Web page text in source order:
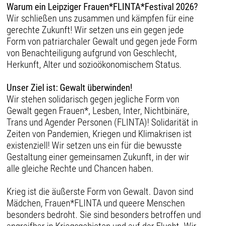
Warum ein Leipziger Frauen*FLINTA*Festival 2026?
Wir schließen uns zusammen und kämpfen für eine
gerechte Zukunft! Wir setzen uns ein gegen jede
Form von patriarchaler Gewalt und gegen jede Form
von Benachteiligung aufgrund von Geschlecht,
Herkunft, Alter und sozioökonomischem Status.
Unser Ziel ist: Gewalt überwinden!
Wir stehen solidarisch gegen jegliche Form von
Gewalt gegen Frauen*, Lesben, Inter, Nichtbinäre,
Trans und Agender Personen (FLINTA)! Solidarität in
Zeiten von Pandemien, Kriegen und Klimakrisen ist
existenziell! Wir setzen uns ein für die bewusste
Gestaltung einer gemeinsamen Zukunft, in der wir
alle gleiche Rechte und Chancen haben.
Krieg ist die äußerste Form von Gewalt. Davon sind
Mädchen, Frauen*FLINTA und queere Menschen
besonders bedroht. Sie sind besonders betroffen und